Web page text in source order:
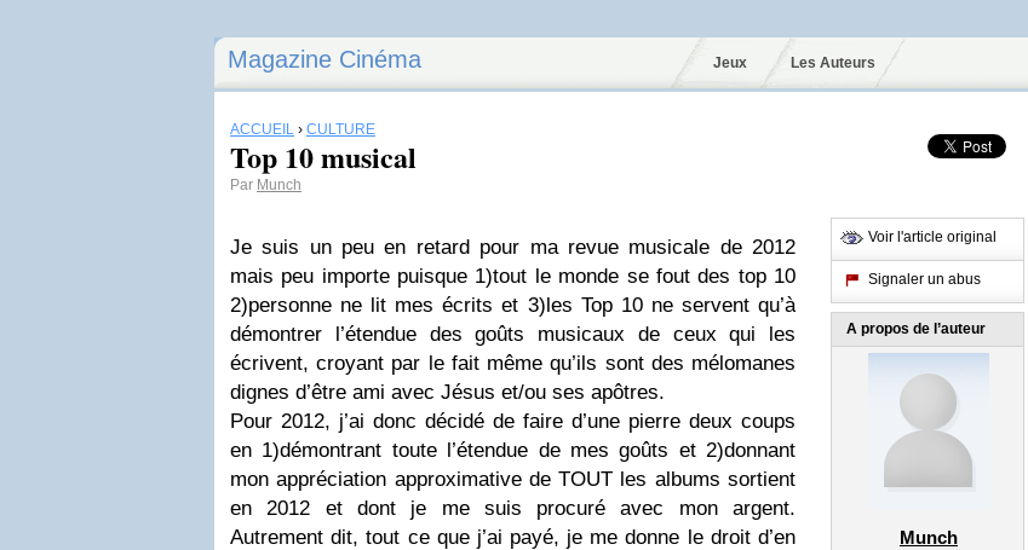
Magazine Cinéma Jeux Les Auteurs
ACCUEIL › CULTURE
Top 10 musical
Par Munch
Je suis un peu en retard pour ma revue musicale de 2012
mais peu importe puisque 1)tout le monde se fout des top 10
2)personne ne lit mes écrits et 3)les Top 10 ne servent qu’à
démontrer l’étendue des goûts musicaux de ceux qui les
écrivent, croyant par le fait même qu’ils sont des mélomanes
dignes d’être ami avec Jésus et/ou ses apôtres.
Pour 2012, j’ai donc décidé de faire d’une pierre deux coups
en 1)démontrant toute l’étendue de mes goûts et 2)donnant
mon appréciation approximative de TOUT les albums sortient
en 2012 et dont je me suis procuré avec mon argent.
Autrement dit, tout ce que j’ai payé, je me donne le droit d’en
Voir l'article original
Signaler un abus
A propos de l’auteur
Munch